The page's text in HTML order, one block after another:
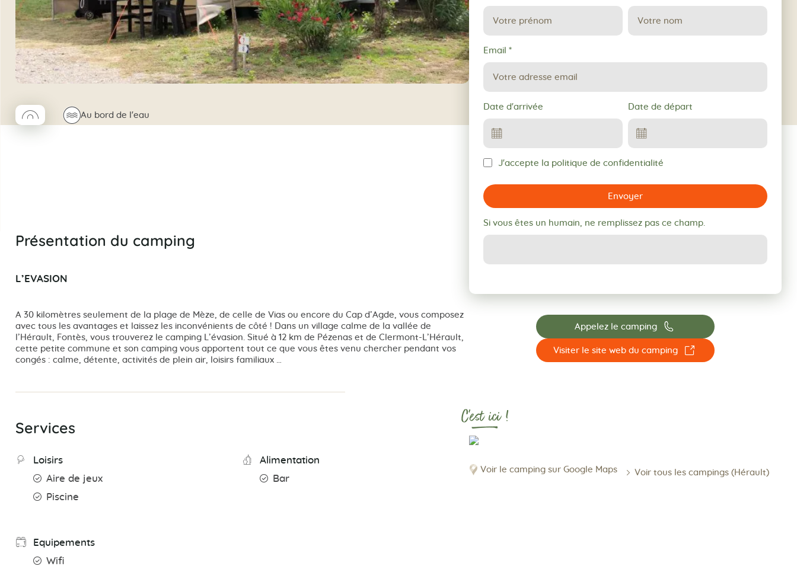
◯Coco rond🌊Au bord de l'eau
Présentation du camping
L’EVASION
A 30 kilomètres seulement de la plage de Mèze, de celle de Vias ou encore du Cap d’Agde, vous composez
avec tous les avantages et laissez les inconvénients de côté ! Dans un village calme de la vallée de
l’Hérault, Fontès, vous trouverez le camping L’évasion. Situé à 12 km de Pézenas et de Clermont-L’Hérault,
cette petite commune et son camping vous apportent tout ce que vous êtes venu chercher pendant vos
congés : calme, détente, activités de plein air, loisirs familiaux …
Services
Loisirs
Aire de jeux
Piscine
Alimentation
Bar
Equipements
Wifi
de
réservation
Email *
Date d'arrivée Date de départ
J'accepte la politique de confidentialité
Envoyer
Si vous êtes un humain, ne remplissez pas ce champ.
Appelez le camping 📞
Visiter le site web du camping ☐
C'est ici !
Voir le camping sur Google Maps Voir tous les campings (Hérault)